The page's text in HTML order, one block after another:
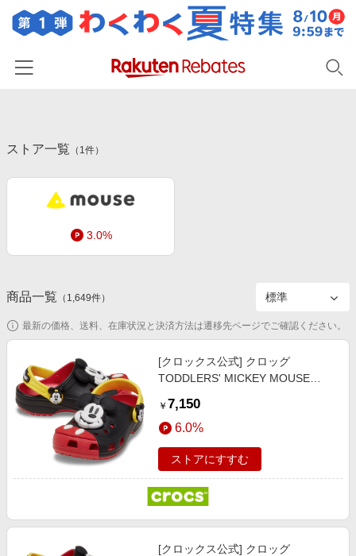
カテゴリー一覧
百貨店・総合ECモール
ファッション・インナー・小物
食品・スイーツ・お酒
家電・PC・スマホ・カメラ
エンタメ
スポーツ・アウトドア・ゴルフ
インテリア・寝具
ペット・花・DIY・車
旅行・レジャー・ホテル予約
金融・マネー・保険
デジタルコンテンツ
初回購入者限定特典
新着ストアのご紹介
電子書籍特集
楽天サービス特集
旅行特集
お中元特集2026
わくわく夏特集
とことん買い物チャレンジ
Apple公式サイト×楽天カード分割払い
Qoo10メガポ
友達紹介
楽天IDでログイン/会員登録
ストア一覧 （ 1件）
3.0%
商品一覧 （ 1,649件）
最新の価格、送料、在庫状況と決済方法は遷移先ページでご確認ください。
[クロックス公式] クロッグ
TODDLERS' MICKEY MOUSE
男の子、女の子 15cm 【14～
17.5cm】ミッキーマウス / クラシ
ック クロッグ
￥ 7,150
6.0%
ストアにすすむ
[クロックス公式] クロッグ